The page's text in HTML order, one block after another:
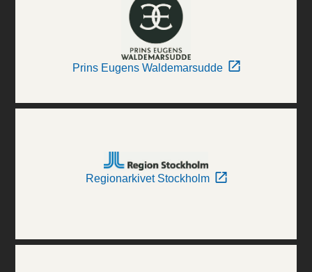
Prins Eugens Waldemarsudde
Regionarkivet Stockholm